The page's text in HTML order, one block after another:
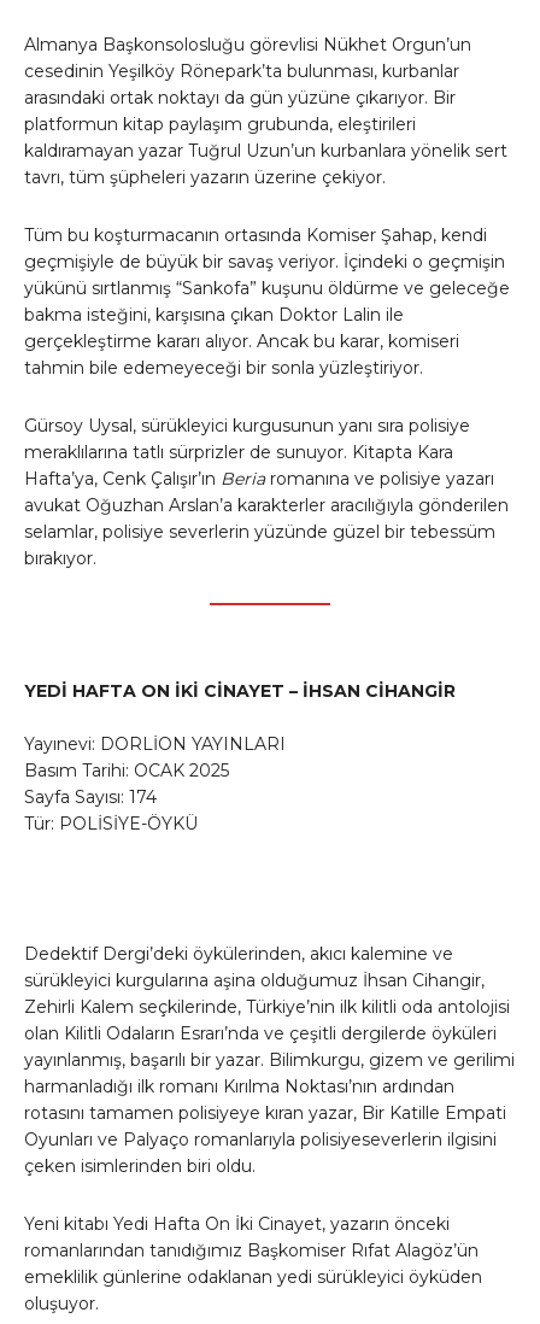
Almanya Başkonsolosluğu görevlisi Nükhet Orgun’un
cesedinin Yeşilköy Rönepark’ta bulunması, kurbanlar
arasındaki ortak noktayı da gün yüzüne çıkarıyor. Bir
platformun kitap paylaşım grubunda, eleştirileri
kaldıramayan yazar Tuğrul Uzun’un kurbanlara yönelik sert
tavrı, tüm şüpheleri yazarın üzerine çekiyor.
Tüm bu koşturmacanın ortasında Komiser Şahap, kendi
geçmişiyle de büyük bir savaş veriyor. İçindeki o geçmişin
yükünü sırtlanmış “Sankofa” kuşunu öldürme ve geleceğe
bakma isteğini, karşısına çıkan Doktor Lalin ile
gerçekleştirme kararı alıyor. Ancak bu karar, komiseri
tahmin bile edemeyeceği bir sonla yüzleştiriyor.
Gürsoy Uysal, sürükleyici kurgusunun yanı sıra polisiye
meraklılarına tatlı sürprizler de sunuyor. Kitapta Kara
Hafta’ya, Cenk Çalışır’ın Beriaromanına ve polisiye yazarı
avukat Oğuzhan Arslan’a karakterler aracılığıyla gönderilen
selamlar, polisiye severlerin yüzünde güzel bir tebessüm
bırakıyor.
YEDİ HAFTA ON İKİ CİNAYET – İHSAN CİHANGİR
Yayınevi: DORLİON YAYINLARI
Basım Tarihi: OCAK 2025
Sayfa Sayısı: 174
Tür: POLİSİYE-ÖYKÜ
Dedektif Dergi’deki öykülerinden, akıcı kalemine ve
sürükleyici kurgularına aşina olduğumuz İhsan Cihangir,
Zehirli Kalem seçkilerinde, Türkiye’nin ilk kilitli oda antolojisi
olan Kilitli Odaların Esrarı’nda ve çeşitli dergilerde öyküleri
yayınlanmış, başarılı bir yazar. Bilimkurgu, gizem ve gerilimi
harmanladığı ilk romanı Kırılma Noktası’nın ardından
rotasını tamamen polisiyeye kıran yazar, Bir Katille Empati
Oyunları ve Palyaço romanlarıyla polisiyeseverlerin ilgisini
çeken isimlerinden biri oldu.
Yeni kitabı Yedi Hafta On İki Cinayet, yazarın önceki
romanlarından tanıdığımız Başkomiser Rıfat Alagöz’ün
emeklilik günlerine odaklanan yedi sürükleyici öyküden
oluşuyor.